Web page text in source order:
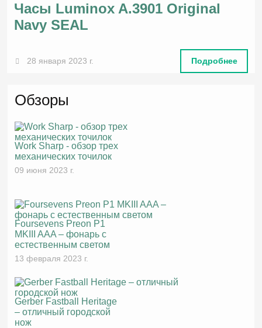
Часы Luminox A.3901 Original
Navy SEAL
28 января 2023 г. Подробнее
Обзоры
Work Sharp - обзор трех
механических точилок
09 июня 2023 г.
Foursevens Preon P1
MKIII AAA – фонарь с
естественным светом
13 февраля 2023 г.
Gerber Fastball Heritage
– отличный городской
нож